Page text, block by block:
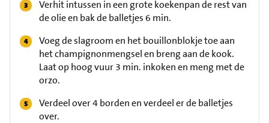
Verhit intussen in een grote koekenpan de rest van
de olie en bak de balletjes 6 min.
Voeg de slagroom en het bouillonblokje toe aan
het champignonmengsel en breng aan de kook.
Laat op hoog vuur 3 min. inkoken en meng met de
orzo.
Verdeel over 4 borden en verdeel er de balletjes
over.